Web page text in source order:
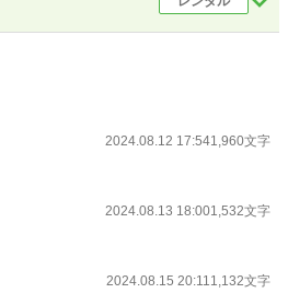
2024.08.12 17:541,960文字
2024.08.13 18:001,532文字
2024.08.15 20:111,132文字